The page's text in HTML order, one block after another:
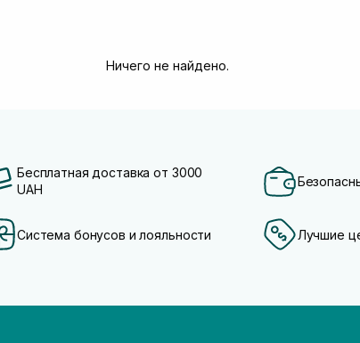
Ничего не найдено.
Бесплатная доставка от 3000
UAH
Система бонусов и лояльности Лучшие